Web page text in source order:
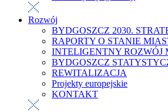
Rozwój
BYDGOSZCZ 2030.
RAPORTY O STANIE
INTELIGENTNY ROZWÓJ
BYDGOSZCZ
REWITALIZACJA
Projekty europejskie
KONTAKT